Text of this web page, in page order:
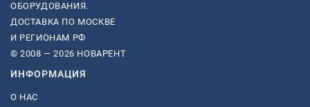
ОБОРУДОВАНИЯ.
ДОСТАВКА ПО МОСКВЕ
И РЕГИОНАМ РФ
© 2008 — 2026 НОВАРЕНТ
ИНФОРМАЦИЯ
О НАС